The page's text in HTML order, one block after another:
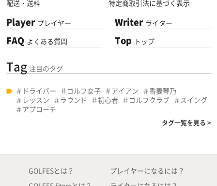
配送・送料
特定商取引法に基づく表示
Player プレイヤー
FAQ よくある質問
Writer ライター
Top トップ
Tag 注目のタグ
ドライバー ゴルフ女子 アイアン
香妻琴乃
レッスン
ラウンド 初心者 ゴルフクラブ
スイング
アプローチ
タグ一覧を見る >
GOLFESとは？
プレイヤーになるには？